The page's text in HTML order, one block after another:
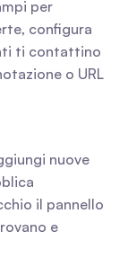
per
configura
ti contattino
o URL
nuove
il pannello
e